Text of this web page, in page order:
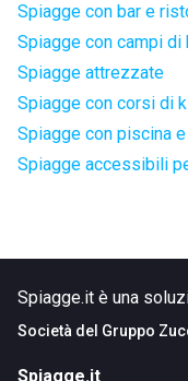
Spiagge con bar e
Spiagge con campi
Spiagge attrezzate
Spiagge con corsi di
Spiagge con piscina
Spiagge accessibili
Spiagge.it è una
Società del Gruppo
Spiagge.it